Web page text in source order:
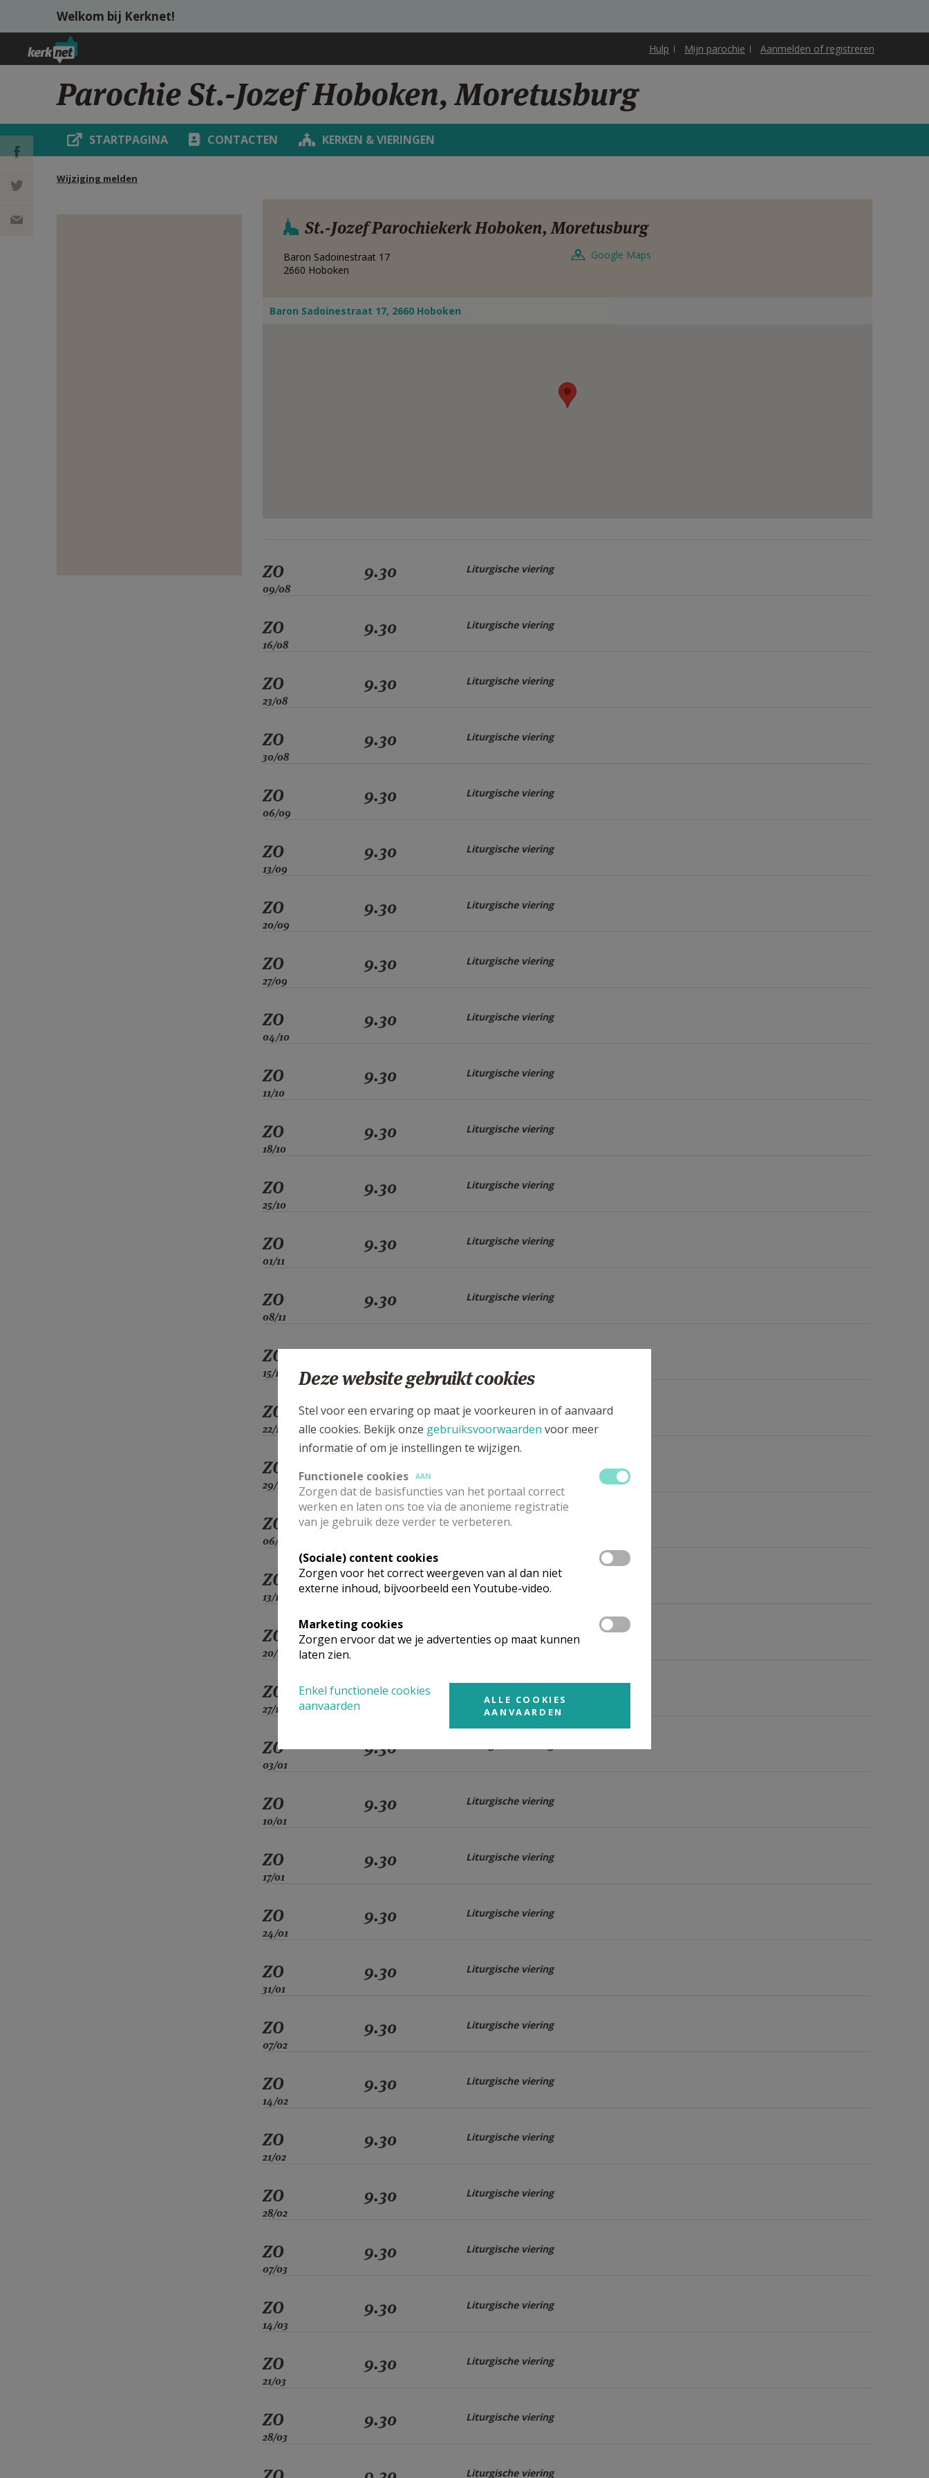
Overslaan en naar de inhoud gaan
Welkom bij Kerknet!
Hulp Mijn parochie Aanmelden of registreren
Parochie St.-Jozef Hoboken, Moretusburg
STARTPAGINA CONTACTEN KERKEN & VIERINGEN
Wijziging melden
DEEL OP
FACEBOOK
DEEL OP St.-Jozef Parochiekerk Hoboken, Moretusburg
Baron Sadoinestraat 17
2660 Hoboken
Google Maps
Baron Sadoinestraat 17, 2660 Hoboken
ZO
09/08
9.30 Liturgische viering
ZO
16/08
9.30 Liturgische viering
ZO
23/08
9.30 Liturgische viering
ZO
30/08
9.30 Liturgische viering
ZO
06/09
9.30 Liturgische viering
ZO
13/09
9.30 Liturgische viering
ZO
20/09
9.30 Liturgische viering
ZO
27/09
9.30 Liturgische viering
ZO
04/10
9.30 Liturgische viering
ZO
11/10
9.30 Liturgische viering
ZO
18/10
9.30 Liturgische viering
ZO
25/10
9.30 Liturgische viering
ZO
01/11
9.30 Liturgische viering
ZO
08/11
9.30 Liturgische viering
ZO
15/11
9.30 Liturgische viering
ZO
22/11
9.30 Liturgische viering
ZO
29/11
9.30
ZO
06/12
9.30 Liturgische viering
ZO
13/12
9.30 Liturgische viering
ZO
20/12
9.30 Liturgische viering
ZO
27/12
9.30
ZO
03/01
9.30
ZO
10/01
9.30 Liturgische viering
ZO
17/01
9.30 Liturgische viering
ZO
24/01
9.30 Liturgische viering
ZO
31/01
9.30 Liturgische viering
ZO
07/02
9.30 Liturgische viering
ZO
14/02
9.30 Liturgische viering
ZO
21/02
9.30 Liturgische viering
ZO
28/02
9.30 Liturgische viering
ZO
07/03
9.30 Liturgische viering
ZO
14/03
9.30 Liturgische viering
ZO
21/03
9.30 Liturgische viering
ZO
28/03
9.30 Liturgische viering
Liturgische viering
Deze website gebruikt cookies
Stel voor een ervaring op maat je voorkeuren in of aanvaard
alle cookies. Bekijk onze gebruiksvoorwaarden voor meer
informatie of om je instellingen te wijzigen.
Functionele cookies
AAN
Zorgen dat de basisfuncties van het portaal correct
werken en laten ons toe via de anonieme registratie
van je gebruik deze verder te verbeteren.
(Sociale) content cookies
Zorgen voor het correct weergeven van al dan niet
externe inhoud, bijvoorbeeld een Youtube-video.
Marketing cookies
Zorgen ervoor dat we je advertenties op maat kunnen
laten zien.
Enkel functionele cookies
aanvaarden
ALLE COOKIES
AANVAARDEN